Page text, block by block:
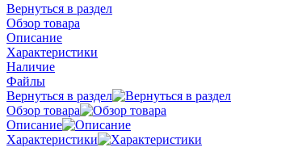
Вернуться в раздел
Обзор товара
Описание
Характеристики
Наличие
Файлы
Вернуться в раздел
Обзор товара
Описание
Характеристики